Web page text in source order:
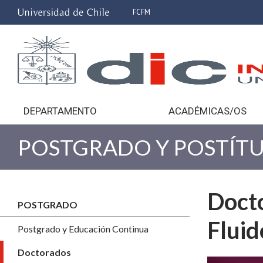
FCFM
DEPARTAMENTO ACADÉMICAS/OS
POSTGRADO Y
POSTGRADO
Postgrado y Educación Continua
Doctorados